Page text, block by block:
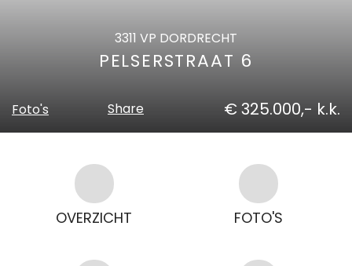
3311 VP DORDRECHT
PELSERSTRAAT 6
Foto's Share € 325.000,- k.k.
OVERZICHT FOTO'S